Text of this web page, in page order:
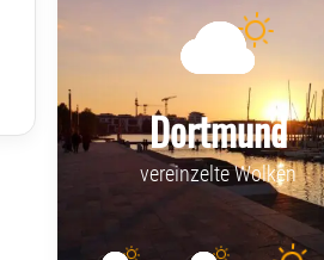
Dortmund
vereinzelte Wolken